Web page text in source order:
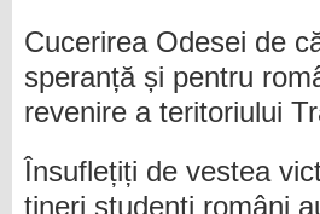
Cucerirea Odesei de
speranță și pentru
revenire a teritoriului
Însuflețiți de vestea
tineri studenți români